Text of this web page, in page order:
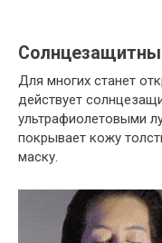
Для многих станет
действует
ультрафиолетовыми
покрывает кожу
маску.